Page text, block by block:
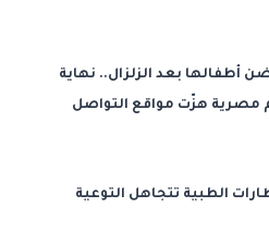
أطفالها بعد الزلزال.. نهاية
مصرية هزّت مواقع التواصل
الطبية تتجاهل التوعية